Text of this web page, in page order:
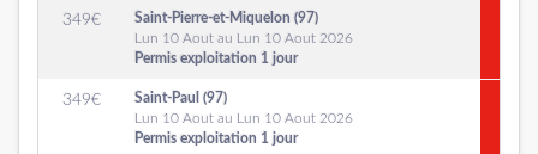
349€
Saint-Pierre-et-Miquelon (97)
Lun 10 Aout au Lun 10 Aout 2026
Permis exploitation 1 jour
349€
Saint-Paul (97)
Lun 10 Aout au Lun 10 Aout 2026
Permis exploitation 1 jour